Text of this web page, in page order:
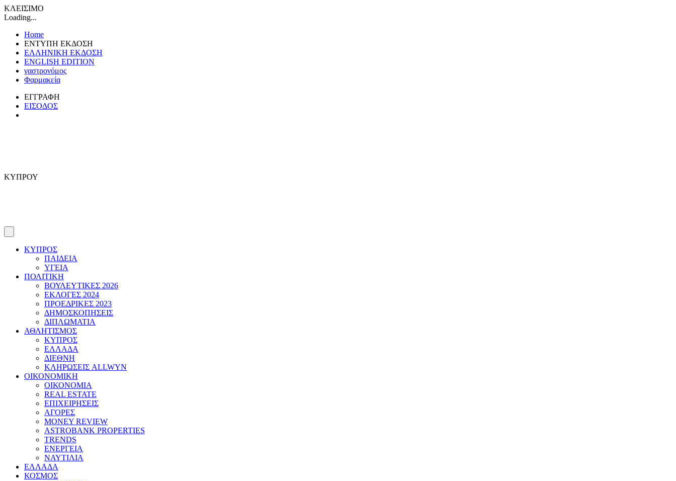
ΚΛΕΙΣΙΜΟ
Loading...
Home
ΕΝΤΥΠΗ ΕΚΔΟΣΗ
ΕΛΛΗΝΙΚΗ ΕΚΔΟΣΗ
ENGLISH EDITION
γαστρονόμος
Φαρμακεία
ΕΓΓΡΑΦΗ
ΕΙΣΟΔΟΣ
ΚΥΠΡΟΥ
ΚΥΠΡΟΣ
ΠΑΙΔΕΙΑ
ΥΓΕΙΑ
ΠΟΛΙΤΙΚΗ
ΒΟΥΛΕΥΤΙΚΕΣ 2026
ΕΚΛΟΓΕΣ 2024
ΠΡΟΕΔΡΙΚΕΣ 2023
ΔΗΜΟΣΚΟΠΗΣΕΙΣ
ΔΙΠΛΩΜΑΤΙΑ
ΑΘΛΗΤΙΣΜΟΣ
ΚΥΠΡΟΣ
ΕΛΛΑΔΑ
ΔΙΕΘΝΗ
ΚΛΗΡΩΣΕΙΣ ALLWYN
ΟΙΚΟΝΟΜΙΚΗ
ΟΙΚΟΝΟΜΙΑ
REAL ESTATE
ΕΠΙΧΕΙΡΗΣΕΙΣ
ΑΓΟΡΕΣ
MONEY REVIEW
ASTROBANK PROPERTIES
TRENDS
ΕΝΕΡΓΕΙΑ
ΝΑΥΤΙΛΙΑ
ΕΛΛΑΔΑ
ΚΟΣΜΟΣ